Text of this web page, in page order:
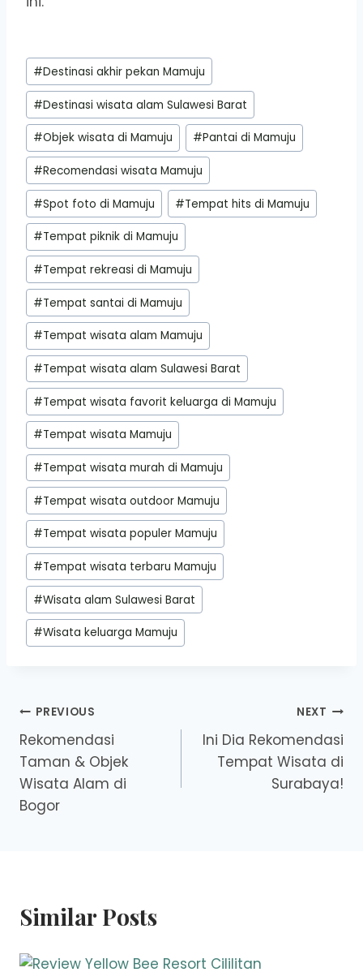
Post
Tags:
#Destinasi akhir pekan Mamuju
#Destinasi wisata alam Sulawesi Barat
#Objek wisata di Mamuju #Pantai di Mamuju
#Recomendasi wisata Mamuju
#Spot foto di Mamuju #Tempat hits di Mamuju
#Tempat piknik di Mamuju
#Tempat rekreasi di Mamuju
#Tempat santai di Mamuju
#Tempat wisata alam Mamuju
#Tempat wisata alam Sulawesi Barat
#Tempat wisata favorit keluarga di Mamuju
#Tempat wisata Mamuju
#Tempat wisata murah di Mamuju
#Tempat wisata outdoor Mamuju
#Tempat wisata populer Mamuju
#Tempat wisata terbaru Mamuju
#Wisata alam Sulawesi Barat
#Wisata keluarga Mamuju
Post
navigation
PREVIOUS
Rekomendasi
Taman & Objek
Wisata Alam di
Bogor
NEXT
Ini Dia Rekomendasi
Tempat Wisata di
Surabaya!
Similar Posts